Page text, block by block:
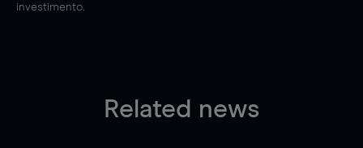
investimento.
Related news